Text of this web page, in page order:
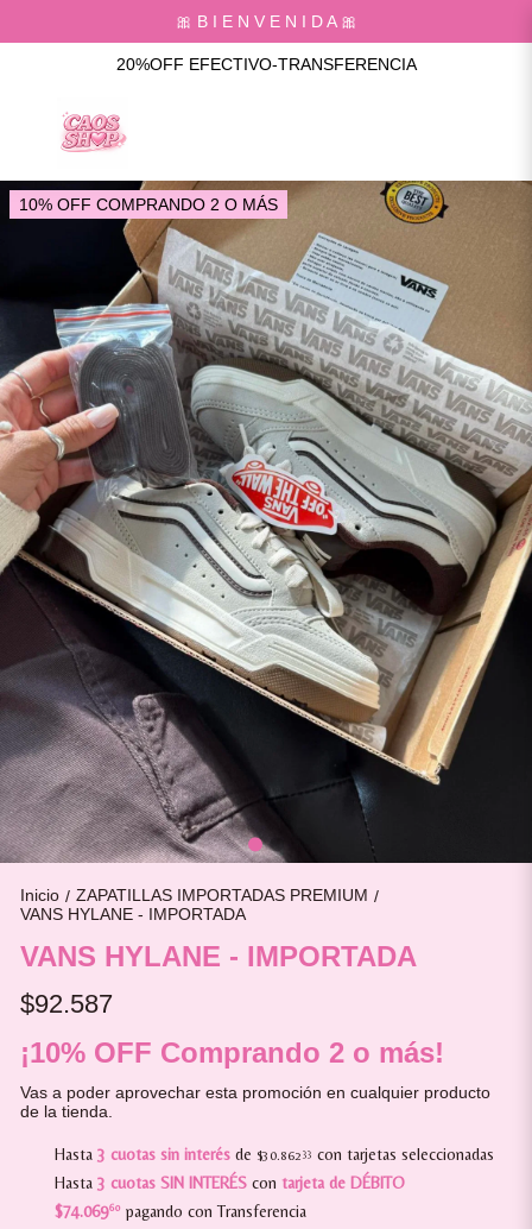
🎀 B I E N V E N I D A 🎀
20%OFF EFECTIVO-TRANSFERENCIA
10% OFF COMPRANDO 2 O MÁS
Inicio / ZAPATILLAS IMPORTADAS PREMIUM /
VANS HYLANE - IMPORTADA
VANS HYLANE - IMPORTADA
$92.587
¡10% OFF Comprando 2 o más!
Vas a poder aprovechar esta promoción en cualquier producto
de la tienda.
Hasta 3 cuotas sin interésde $30.862 33 con tarjetas seleccionadas
Hasta 3 cuotas SIN INTERÉScon tarjeta de DÉBITO
$74.06960pagando con Transferencia